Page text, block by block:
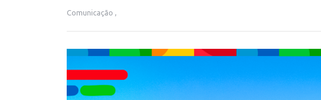
Comunicação ,